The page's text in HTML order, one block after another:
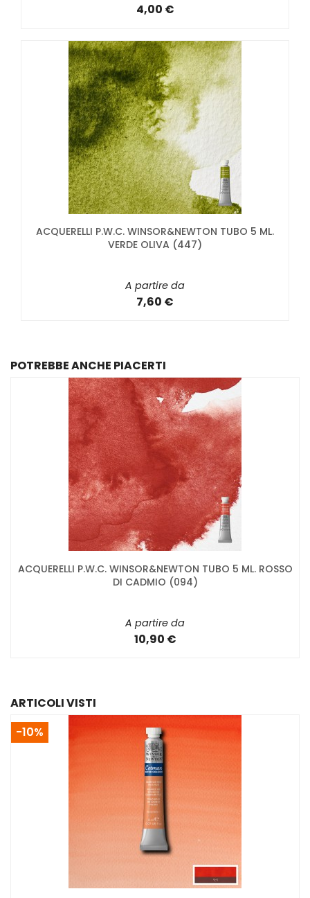
4,00 €
ACQUERELLI P.W.C. WINSOR&NEWTON TUBO 5 ML.
VERDE OLIVA (447)
A partire da
7,60 €
POTREBBE ANCHE PIACERTI
ACQUERELLI P.W.C. WINSOR&NEWTON TUBO 5 ML. ROSSO
DI CADMIO (094)
A partire da
10,90 €
ARTICOLI VISTI
-10%